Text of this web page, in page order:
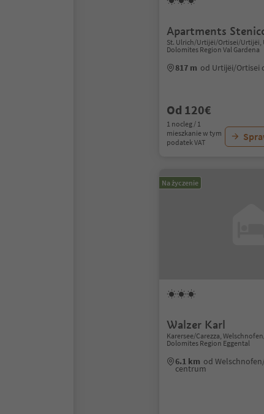
Apartments
St. Ulrich/Urtijëi/Ortisei/Urtijëi,
Dolomites Region Val Gardena
817 m od Urtijëi/Ortisei
Od 120€
1 nocleg / 1
mieszkanie w tym
podatek VAT
Na życzenie
Walzer Karl
Karersee/Carezza,
Dolomites Region Eggental
6.1 km od
centrum